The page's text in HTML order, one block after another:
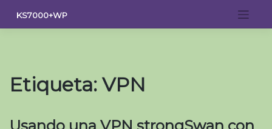
contenido
KS7000+WP
Etiqueta: VPN